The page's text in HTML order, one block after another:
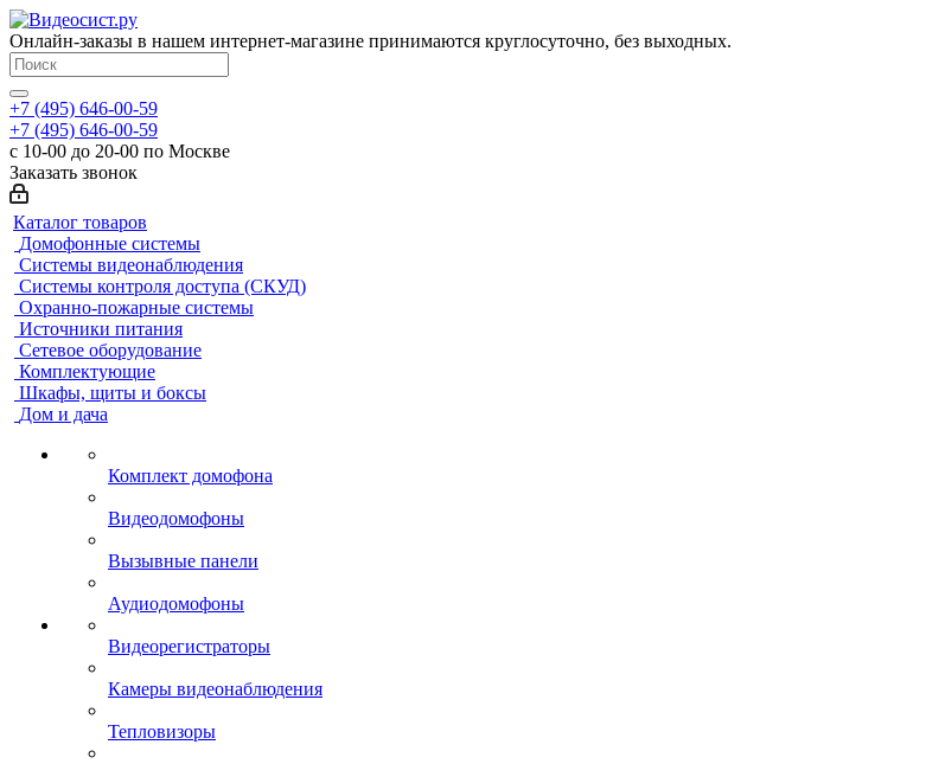
Онлайн-заказы в нашем интернет-магазине принимаются круглосуточно, без выходных.
+7 (495) 646-00-59
+7 (495) 646-00-59
с 10-00 до 20-00 по Москве
Заказать звонок
Каталог товаров
Домофонные системы
Системы видеонаблюдения
Системы контроля доступа (СКУД)
Охранно-пожарные системы
Источники питания
Сетевое оборудование
Комплектующие
Шкафы, щиты и боксы
Дом и дача
Комплект домофона
Видеодомофоны
Вызывные панели
Аудиодомофоны
Видеорегистраторы
Камеры видеонаблюдения
Тепловизоры